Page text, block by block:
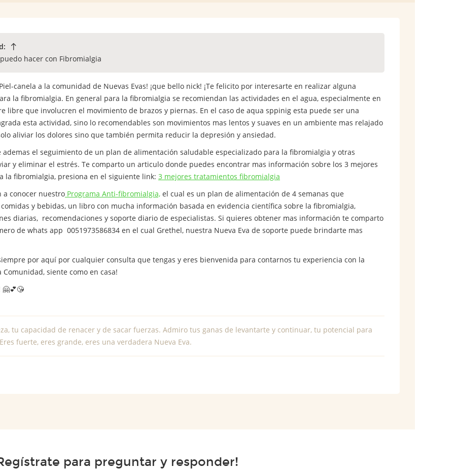
hacer con Fibromialgia
canela a la comunidad de Nuevas Evas! ¡que bello nick! ¡Te felicito por interesarte en realizar alguna
la fibromialgia. En general para la fibromialgia se recomiendan las actividades en el agua, especialmente en
libre que involucren el movimiento de brazos y piernas. En el caso de aqua sppinig esta puede ser una
esta actividad, sino lo recomendables son movimientos mas lentos y suaves en un ambiente mas relajado
aliviar los dolores sino que también permita reducir la depresión y ansiedad.
ademas el seguimiento de un plan de alimentación saludable especializado para la fibromialgia y otras
y eliminar el estrés. Te comparto un articulo donde puedes encontrar mas información sobre los 3 mejores
la fibromialgia, presiona en el siguiente link: 3 mejores tratamientos fibromialgia
a conocer nuestro Programa Anti-fibromialgia, el cual es un plan de alimentación de 4 semanas que
y bebidas, un libro con mucha información basada en evidencia científica sobre la fibromialgia,
diarias, recomendaciones y soporte diario de especialistas. Si quieres obtener mas información te comparto
de whats app 0051973586834 en el cual Grethel, nuestra Nueva Eva de soporte puede brindarte mas
por aquí por cualquier consulta que tengas y eres bienvenida para contarnos tu experiencia con la
siente como en casa!
🤗💕😘
tu capacidad de renacer y de sacar fuerzas. Admiro tus ganas de levantarte y continuar, tu potencial para
fuerte, eres grande, eres una verdadera Nueva Eva.
para preguntar y responder!